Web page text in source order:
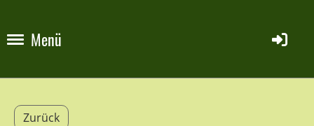
Menü
Zurück